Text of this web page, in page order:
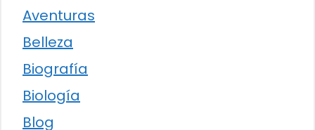
Aventuras
Belleza
Biografía
Biología
Blog